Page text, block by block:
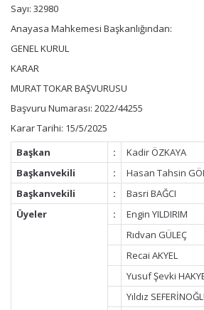
Sayı: 32980
Anayasa Mahkemesi Başkanlığından:
GENEL KURUL
KARAR
MURAT TOKAR BAŞVURUSU
Başvuru Numarası: 2022/44255
Karar Tarihi: 15/5/2025
Başkan
:
Kadir ÖZKAYA
Başkanvekili
:
Hasan Tahsin
Başkanvekili
:
Basri BAĞCI
Üyeler
:
Engin YILDIRIM
Rıdvan GÜLEÇ
Recai AKYEL
Yusuf Şevki
Yıldız